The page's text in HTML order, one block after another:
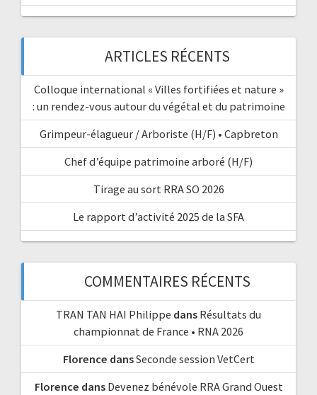
ARTICLES RÉCENTS
Colloque international « Villes fortifiées et nature »
: un rendez-vous autour du végétal et du patrimoine
Grimpeur-élagueur / Arboriste (H/F) • Capbreton
Chef d’équipe patrimoine arboré (H/F)
Tirage au sort RRA SO 2026
Le rapport d’activité 2025 de la SFA
COMMENTAIRES RÉCENTS
TRAN TAN HAI Philippe dans Résultats du
championnat de France • RNA 2026
Florence dansSeconde session VetCert
Florence dans Devenez bénévole RRA Grand Ouest